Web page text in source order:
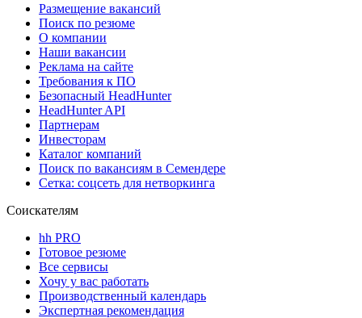
Размещение вакансий
Поиск по резюме
О компании
Наши вакансии
Реклама на сайте
Требования к ПО
Безопасный HeadHunter
HeadHunter API
Партнерам
Инвесторам
Каталог компаний
Поиск по вакансиям в Семендере
Сетка: соцсеть для нетворкинга
Соискателям
hh PRO
Готовое резюме
Все сервисы
Хочу у вас работать
Производственный календарь
Экспертная рекомендация